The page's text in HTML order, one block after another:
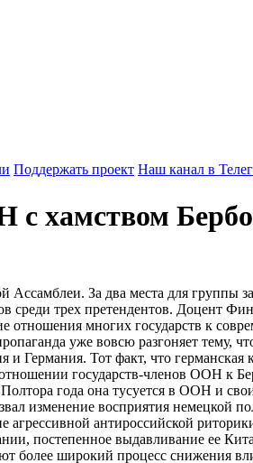
Поддержать проект Наш канал в
с хамством
Ассамблеи. За два места для группы
среди трех претендентов. Доцент
отношения многих государств к
уже вовсю разгоняет тему,
Германия. Тот факт, что германская
государств-членов ООН к
года она тусуется в ООН и
изменение восприятия немецкой
агрессивной антироссийской
постепенное выдавливание ее
более широкий процесс снижения